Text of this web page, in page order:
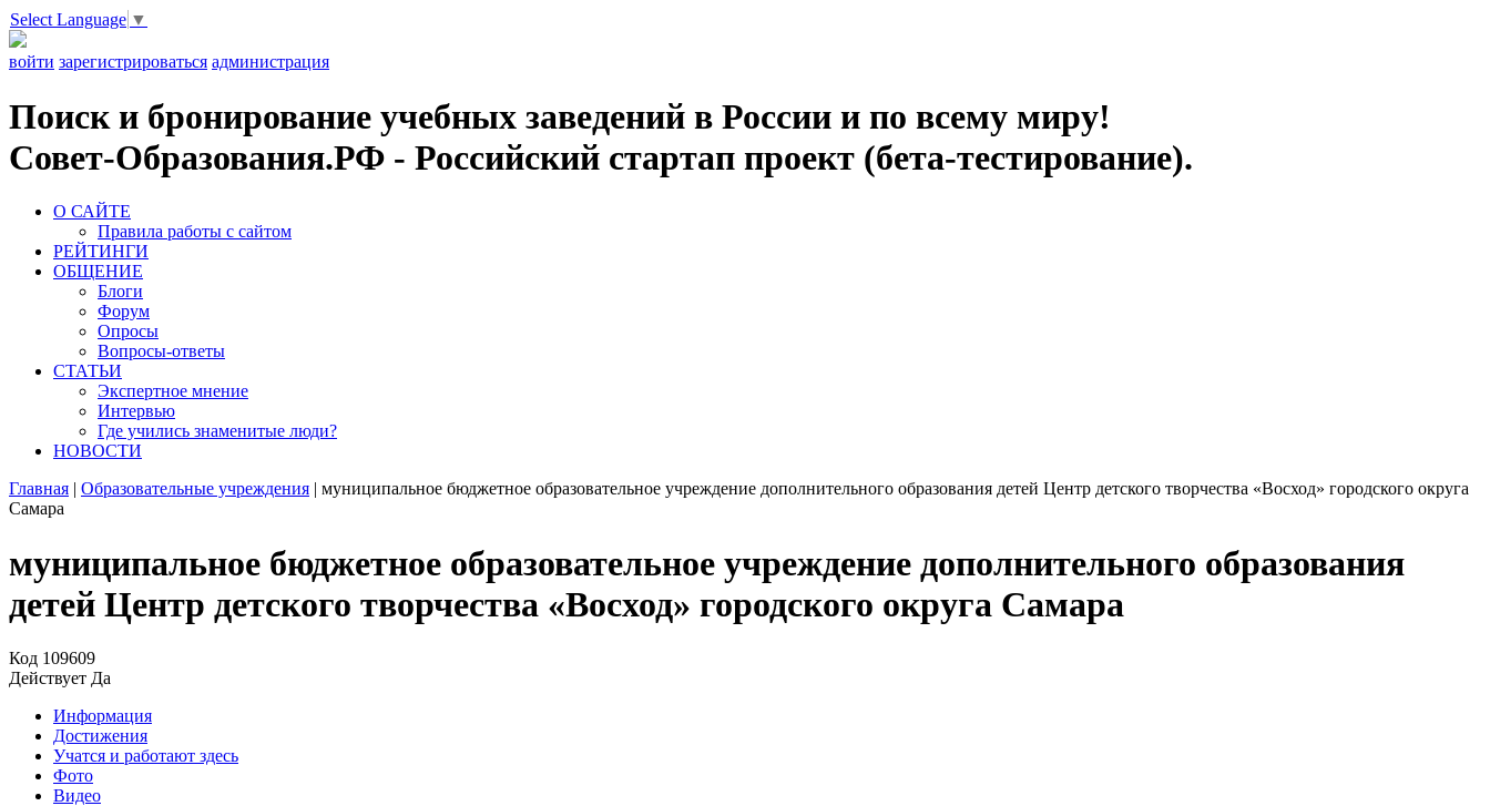
Select Language ▼
войти зарегистрироваться администрация
Поиск и бронирование учебных заведений в России и по всему миру!
Совет-Образования.РФ - Российский стартап проект (бета-тестирование).
О САЙТЕ
Правила работы с сайтом
РЕЙТИНГИ
ОБЩЕНИЕ
Блоги
Форум
Опросы
Вопросы-ответы
СТАТЬИ
Экспертное мнение
Интервью
Где учились знаменитые люди?
НОВОСТИ
Главная | Образовательные учреждения | муниципальное бюджетное образовательное учреждение дополнительного образования детей Центр детского творчества «Восход» городского округа
Самара
муниципальное бюджетное образовательное учреждение дополнительного образования
детей Центр детского творчества «Восход» городского округа Самара
Код 109609
Действует Да
Информация
Достижения
Учатся и работают здесь
Фото
Видео